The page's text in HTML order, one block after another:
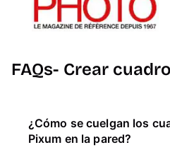
FAQs- Crear
¿Cómo se cuelgan los
Pixum en la pared?